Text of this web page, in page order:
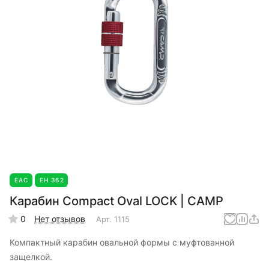
EAC ЕН 362
Карабин Compact Oval LOCK | CAMP
0 Нет отзывов Арт. 1115
Компактный карабин овальной формы с муфтованной
защелкой.